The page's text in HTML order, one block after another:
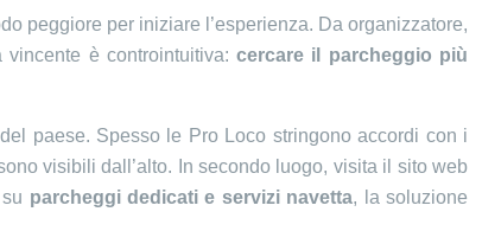
peggiore per iniziare l’esperienza. Da organizzatore,
vincente è controintuitiva:cercare il parcheggio più
paese. Spesso le Pro Loco stringono accordi con i
visibili dall’alto. In secondo luogo, visita il sito web
parcheggi dedicati e servizi navetta, la soluzione